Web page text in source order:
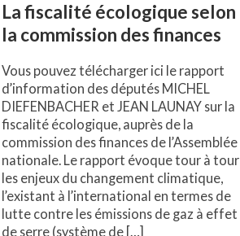
La fiscalité écologique selon
la commission des finances
Vous pouvez télécharger ici le rapport
d’information des députés MICHEL
DIEFENBACHER et JEAN LAUNAY sur la
fiscalité écologique, auprès de la
commission des finances de l’Assemblée
nationale. Le rapport évoque tour à tour
les enjeux du changement climatique,
l’existant à l’international en termes de
lutte contre les émissions de gaz à effet
de serre (système de […]